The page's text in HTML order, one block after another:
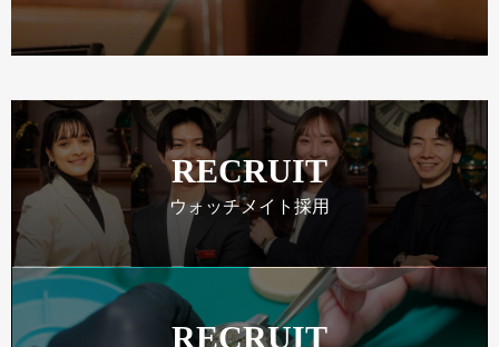
RECRUIT
ウォッチメイト採用
RECRUIT